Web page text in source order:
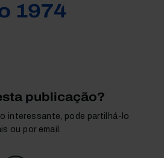
1974
publicação?
interessante, pode partilhá-lo
ou por email.